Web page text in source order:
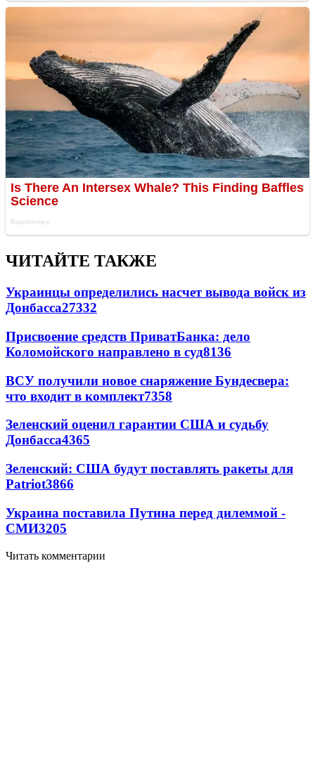
ЧИТАЙТЕ ТАКЖЕ
Украинцы определились насчет вывода войск из
Донбасса27332
Присвоение средств ПриватБанка: дело
Коломойского направлено в суд8136
ВСУ получили новое снаряжение Бундесвера:
что входит в комплект7358
Зеленский оценил гарантии США и судьбу
Донбасса4365
Зеленский: США будут поставлять ракеты для
Patriot3866
Украина поставила Путина перед дилеммой -
СМИ3205
Читать комментарии